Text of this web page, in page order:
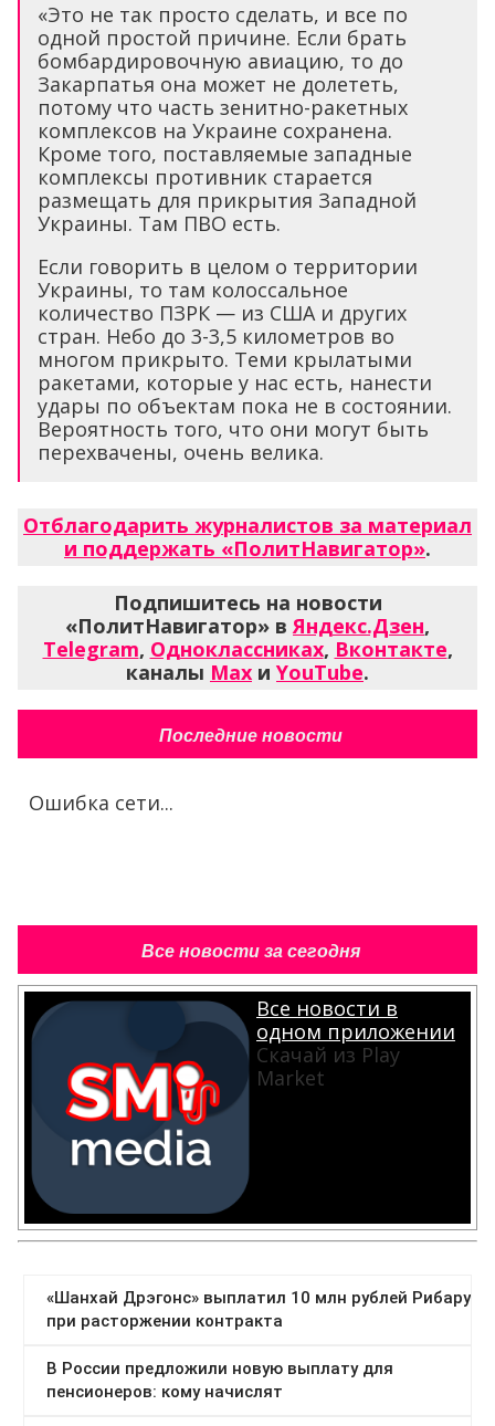
«Это не так просто сделать, и все по
одной простой причине. Если брать
бомбардировочную авиацию, то до
Закарпатья она может не долететь,
потому что часть зенитно-ракетных
комплексов на Украине сохранена.
Кроме того, поставляемые западные
комплексы противник старается
размещать для прикрытия Западной
Украины. Там ПВО есть.
Если говорить в целом о территории
Украины, то там колоссальное
количество ПЗРК — из США и других
стран. Небо до 3-3,5 километров во
многом прикрыто. Теми крылатыми
ракетами, которые у нас есть, нанести
удары по объектам пока не в состоянии.
Вероятность того, что они могут быть
перехвачены, очень велика.
Отблагодарить журналистов за материал
и поддержать «ПолитНавигатор».
Подпишитесь на новости
«ПолитНавигатор» вЯндекс.Дзен,
Telegram, Одноклассниках, Вконтакте,
каналы Max и YouTube.
Последние новости
Ошибка сети...
Все новости за сегодня
Все новости в
одном приложении
Скачай из Play
Market